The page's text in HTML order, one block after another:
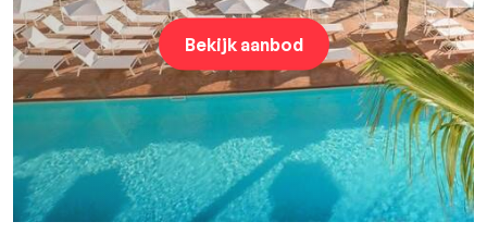
Bekijk aanbod